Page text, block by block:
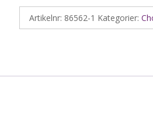
Artikelnr: 86562-1 Kategorier: